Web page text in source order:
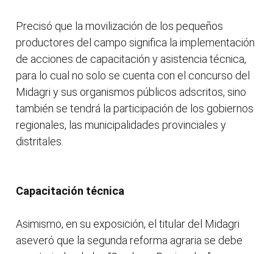
Precisó que la movilización de los pequeños
productores del campo significa la implementación
de acciones de capacitación y asistencia técnica,
para lo cual no solo se cuenta con el concurso del
Midagri y sus organismos públicos adscritos, sino
también se tendrá la participación de los gobiernos
regionales, las municipalidades provinciales y
distritales.
Capacitación técnica
Asimismo, en su exposición, el titular del Midagri
aseveró que la segunda reforma agraria se debe